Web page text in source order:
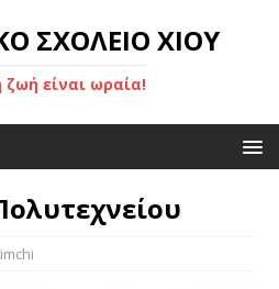
ΣΧΟΛΕΙΟ ΧΙΟΥ
ζωή είναι ωραία!